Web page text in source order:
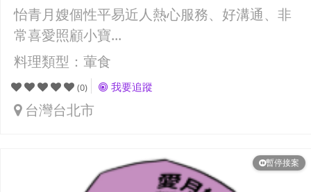
怡青月嫂個性平易近人熱心服務、好溝通、非
常喜愛照顧小寶...
料理類型：葷食
(0) 我要追蹤
台灣台北市
暫停接案